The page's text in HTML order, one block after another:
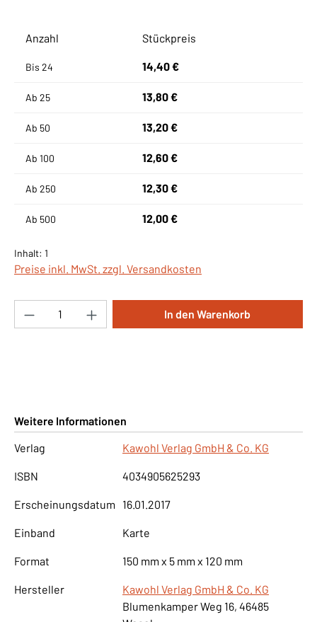
Anzahl Stückpreis
Bis 24 14,40 €
Ab 25 13,80 €
Ab 50 13,20 €
Ab 100 12,60 €
Ab 250 12,30 €
Ab 500 12,00 €
Inhalt: 1
Preise inkl. MwSt. zzgl. Versandkosten
Produkt Anzahl: Gib den gewünschten
In den Warenkorb
Weitere Informationen
Verlag
Kawohl Verlag GmbH & Co. KG
ISBN 4034905625293
Erscheinungsdatum 16.01.2017
Einband Karte
Format 150 mm x 5 mm x 120 mm
Hersteller
Kawohl Verlag GmbH & Co. KG
Blumenkamper Weg 16, 46485